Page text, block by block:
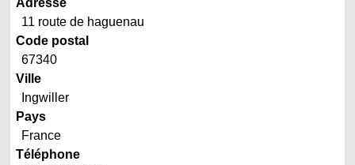
11 route de haguenau
Code postal
67340
Ville
Ingwiller
Pays
France
Téléphone